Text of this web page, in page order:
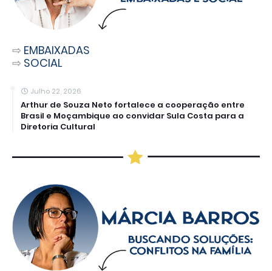
⇨ EMBAIXADAS
⇨ SOCIAL
Julho 22, 2026
Arthur de Souza Neto fortalece a cooperação entre
Brasil e Moçambique ao convidar Sula Costa para a
Diretoria Cultural